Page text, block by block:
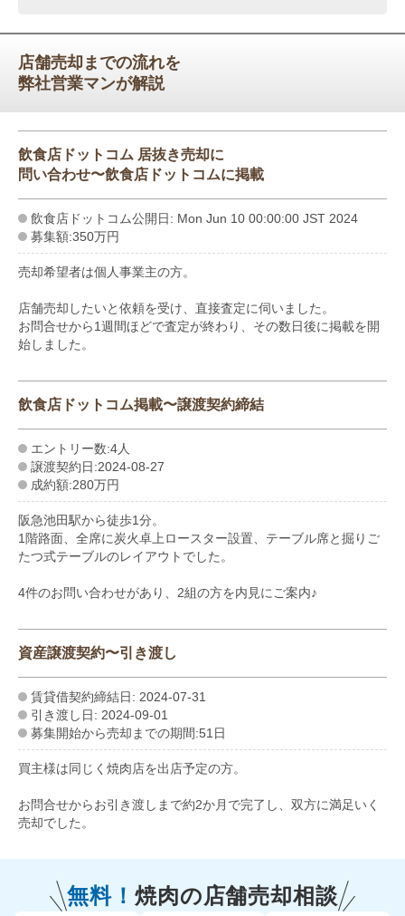
店舗売却までの流れを
弊社営業マンが解説
飲食店ドットコム 居抜き売却に
問い合わせ〜飲食店ドットコムに掲載
飲食店ドットコム公開日: Mon Jun 10 00:00:00 JST 2024
募集額:350万円
売却希望者は個人事業主の方。
店舗売却したいと依頼を受け、直接査定に伺いました。
お問合せから1週間ほどで査定が終わり、その数日後に掲載を開
始しました。
飲食店ドットコム掲載〜譲渡契約締結
エントリー数:4人
譲渡契約日:2024-08-27
成約額:280万円
阪急池田駅から徒歩1分。
1階路面、全席に炭火卓上ロースター設置、テーブル席と掘りご
たつ式テーブルのレイアウトでした。
4件のお問い合わせがあり、2組の方を内見にご案内♪
資産譲渡契約〜引き渡し
賃貸借契約締結日: 2024-07-31
引き渡し日: 2024-09-01
募集開始から売却までの期間:51日
買主様は同じく焼肉店を出店予定の方。
お問合せからお引き渡しまで約2か月で完了し、双方に満足いく
売却でした。
無料！ 焼肉の店舗売却相談